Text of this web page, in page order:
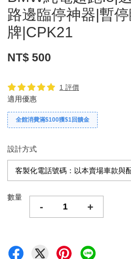
路邊臨停神器|暫
牌|CPK21
NT$ 500
1 評價
適用優惠
全館消費滿$100獲$1回饋金
設計方式
數量
- +